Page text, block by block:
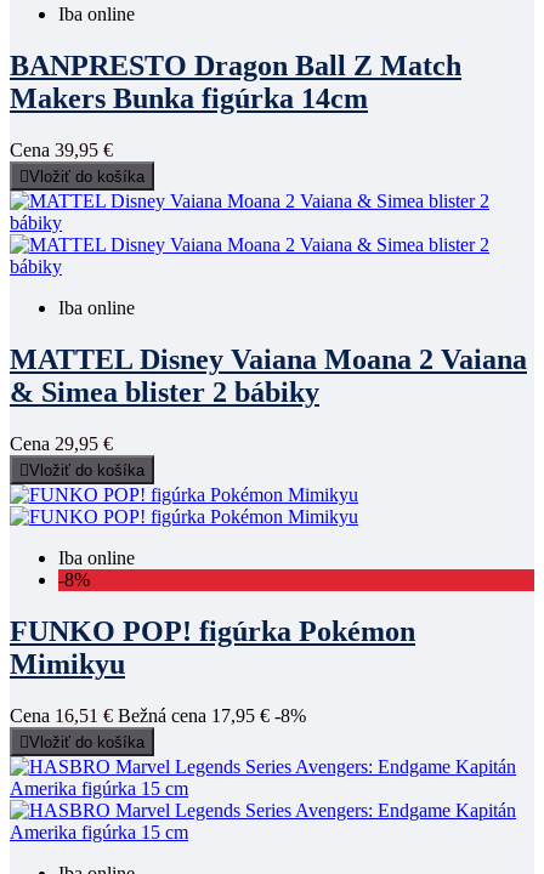
Iba online
BANPRESTO Dragon Ball Z Match
Makers Bunka figúrka 14cm
Cena 39,95 €
Vložiť do košíka
Iba online
MATTEL Disney Vaiana Moana 2 Vaiana
& Simea blister 2 bábiky
Cena 29,95 €
Vložiť do košíka
Iba online
-8%
FUNKO POP! figúrka Pokémon
Mimikyu
Cena 16,51 € Bežná cena 17,95 € -8%
Vložiť do košíka